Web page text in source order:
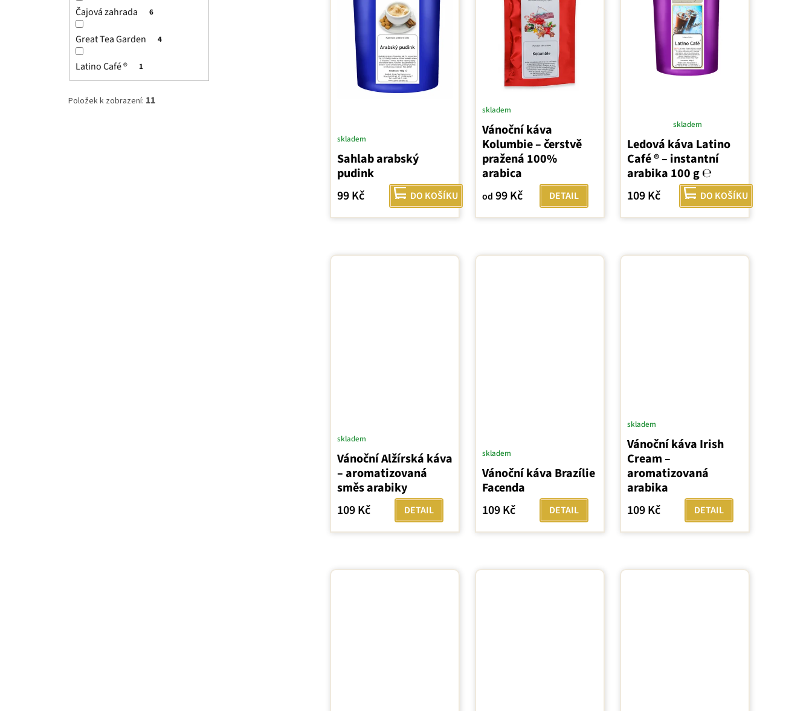
Čajová zahrada 6
Great Tea Garden 4
Latino Café ® 1
Položek k zobrazení: 11
Sahlab arabský
pudink
skladem
99 Kč DO KOŠÍKU
Vánoční káva
Kolumbie – čerstvě
pražená 100%
arabica
skladem
od 99 Kč DETAIL
Ledová káva Latino
Café ® – instantní
arabika 100 g ℮
hodnocení
produktu
je
5,0
z
5
skladem
109 Kč DO KOŠÍKU
Vánoční Alžírská káva
– aromatizovaná
směs arabiky
skladem
109 Kč DETAIL
Vánoční káva Brazílie
Facenda
skladem
109 Kč DETAIL
Vánoční káva Irish
Cream –
aromatizovaná
arabika
skladem
109 Kč DETAIL